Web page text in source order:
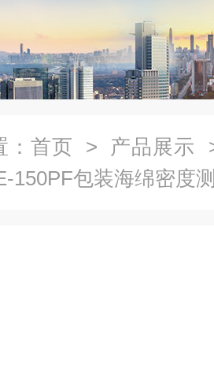
首页 > 产品展示
150PF包装海绵密度